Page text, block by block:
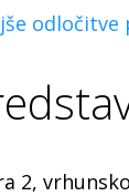
odločitve
2,